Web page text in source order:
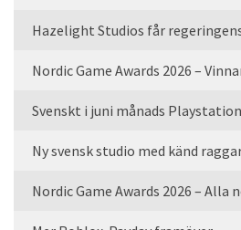
Hazelight Studios får
Nordic Game Awards 2026 –
Svenskt i juni månads
Ny svensk studio med känd
Nordic Game Awards 2026 – Alla